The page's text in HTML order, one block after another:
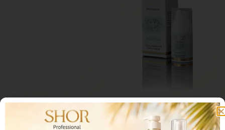
Drying treatment Demi
makeup